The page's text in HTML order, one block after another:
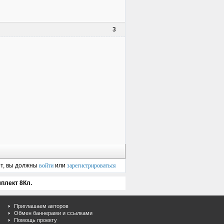
3
вы должны войтиили зарегистрироваться
8Кл.
Приглашаем авторов
Обмен баннерами и ссылками
Помощь проекту